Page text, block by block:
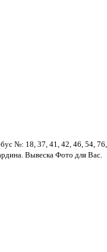
№: 18, 37, 41, 42, 46, 54,
Вывеска Фото для Вас.